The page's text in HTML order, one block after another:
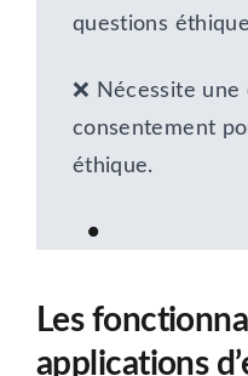
questions
❌ Nécessite
consentement
éthique.
Les
applications